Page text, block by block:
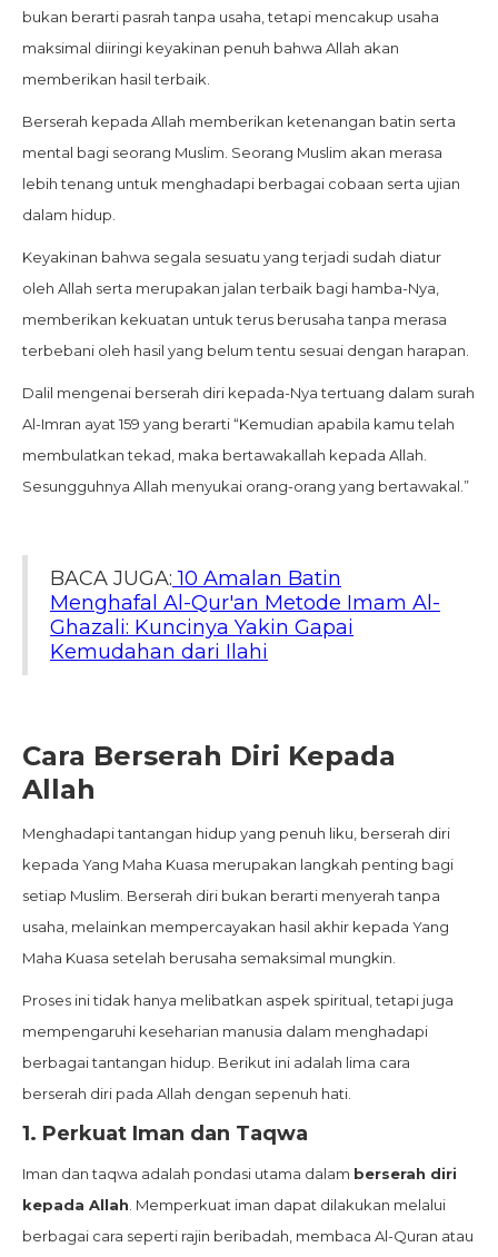
bukan berarti pasrah tanpa usaha, tetapi mencakup usaha
maksimal diiringi keyakinan penuh bahwa Allah akan
memberikan hasil terbaik.
Berserah kepada Allah memberikan ketenangan batin serta
mental bagi seorang Muslim. Seorang Muslim akan merasa
lebih tenang untuk menghadapi berbagai cobaan serta ujian
dalam hidup.
Keyakinan bahwa segala sesuatu yang terjadi sudah diatur
oleh Allah serta merupakan jalan terbaik bagi hamba-Nya,
memberikan kekuatan untuk terus berusaha tanpa merasa
terbebani oleh hasil yang belum tentu sesuai dengan harapan.
Dalil mengenai berserah diri kepada-Nya tertuang dalam surah
Al-Imran ayat 159 yang berarti “Kemudian apabila kamu telah
membulatkan tekad, maka bertawakallah kepada Allah.
Sesungguhnya Allah menyukai orang-orang yang bertawakal.”
BACA JUGA: 10 Amalan Batin
Menghafal Al-Qur'an Metode Imam Al-
Ghazali: Kuncinya Yakin Gapai
Kemudahan dari Ilahi
Cara Berserah Diri Kepada
Allah
Menghadapi tantangan hidup yang penuh liku, berserah diri
kepada Yang Maha Kuasa merupakan langkah penting bagi
setiap Muslim. Berserah diri bukan berarti menyerah tanpa
usaha, melainkan mempercayakan hasil akhir kepada Yang
Maha Kuasa setelah berusaha semaksimal mungkin.
Proses ini tidak hanya melibatkan aspek spiritual, tetapi juga
mempengaruhi keseharian manusia dalam menghadapi
berbagai tantangan hidup. Berikut ini adalah lima cara
berserah diri pada Allah dengan sepenuh hati.
1. Perkuat Iman dan Taqwa
Iman dan taqwa adalah pondasi utama dalam berserah diri
kepada Allah . Memperkuat iman dapat dilakukan melalui
berbagai cara seperti rajin beribadah, membaca Al-Quran atau